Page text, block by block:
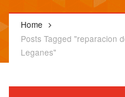
Home
Posts Tagged "reparacion
Leganes"